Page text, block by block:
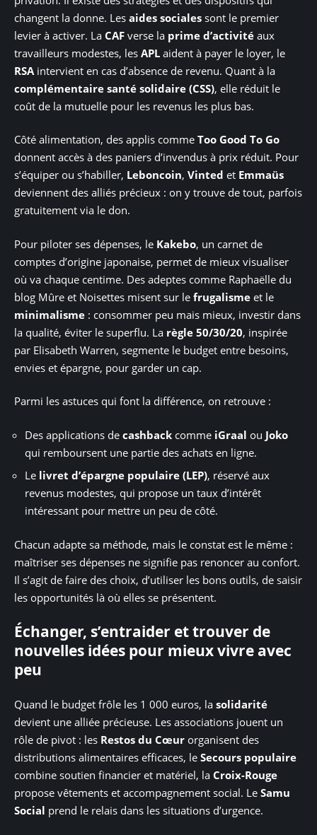
changent la donne. Les aides sociales sont le premier
levier à activer. La CAF verse la prime d’activité aux
travailleurs modestes, les APL aident à payer le loyer, le
RSA intervient en cas d’absence de revenu. Quant à la
complémentaire santé solidaire (CSS), elle réduit le
coût de la mutuelle pour les revenus les plus bas.
Côté alimentation, des applis comme Too Good To Go
donnent accès à des paniers d’invendus à prix réduit. Pour
s’équiper ou s’habiller, Leboncoin, Vinted et Emmaüs
deviennent des alliés précieux : on y trouve de tout, parfois
gratuitement via le don.
Pour piloter ses dépenses, le Kakebo, un carnet de
comptes d’origine japonaise, permet de mieux visualiser
où va chaque centime. Des adeptes comme Raphaëlle du
blog Mûre et Noisettes misent sur le frugalisme et le
minimalisme : consommer peu mais mieux, investir dans
la qualité, éviter le superflu. La règle 50/30/20, inspirée
par Elisabeth Warren, segmente le budget entre besoins,
envies et épargne, pour garder un cap.
Parmi les astuces qui font la différence, on retrouve :
Des applications de cashback comme iGraal ou Joko
qui remboursent une partie des achats en ligne.
Le livret d’épargne populaire (LEP), réservé aux
revenus modestes, qui propose un taux d’intérêt
intéressant pour mettre un peu de côté.
Chacun adapte sa méthode, mais le constat est le même :
maîtriser ses dépenses ne signifie pas renoncer au confort.
Il s’agit de faire des choix, d’utiliser les bons outils, de saisir
les opportunités là où elles se présentent.
Échanger, s’entraider et trouver de
nouvelles idées pour mieux vivre avec
peu
Quand le budget frôle les 1 000 euros, la solidarité
devient une alliée précieuse. Les associations jouent un
rôle de pivot : les Restos du Cœur organisent des
distributions alimentaires efficaces, le Secours populaire
combine soutien financier et matériel, la Croix-Rouge
propose vêtements et accompagnement social. Le Samu
Social prend le relais dans les situations d’urgence.